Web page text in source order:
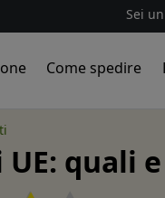
Sei
Come spedire
quali